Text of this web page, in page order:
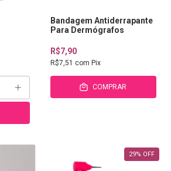
Bandagem Antiderrapante
Para Dermógrafos
R$7,90
R$7,51 com Pix
COMPRAR
29% OFF